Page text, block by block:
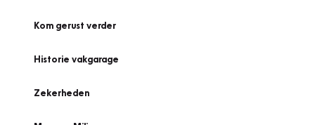
Kom gerust verder
Historie vakgarage
Zekerheden